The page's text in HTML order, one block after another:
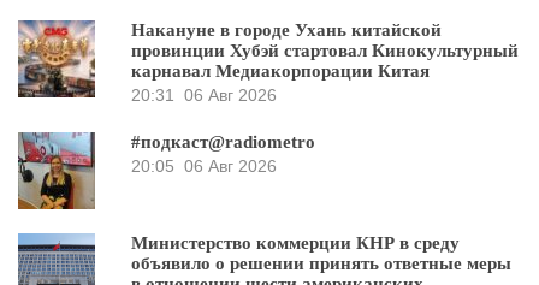
Накануне в городе Ухань китайской
провинции Хубэй стартовал Кинокультурный
карнавал Медиакорпорации Китая
20:31 06 Авг 2026
#подкаст@radiometro
20:05 06 Авг 2026
Министерство коммерции КНР в среду
объявило о решении принять ответные меры